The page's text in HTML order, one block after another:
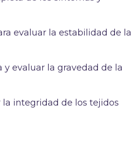
evaluar la estabilidad de la
evaluar la gravedad de la
la integridad de los tejidos